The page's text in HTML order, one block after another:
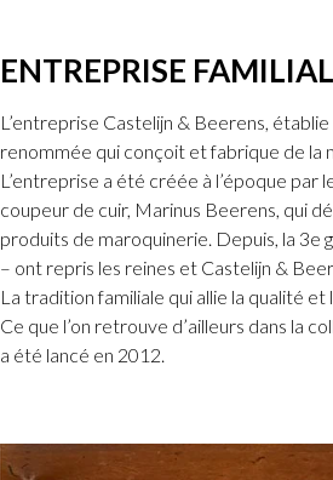
ENTREPRISE
L’entreprise Castelijn & Beerens,
renommée qui conçoit et fabrique de la
L’entreprise a été créée à l’époque
coupeur de cuir, Marinus Beerens, qui
produits de maroquinerie. Depuis, la
– ont repris les reines et Castelijn &
La tradition familiale qui allie la qualité
Ce que l’on retrouve d’ailleurs dans la
a été lancé en 2012.